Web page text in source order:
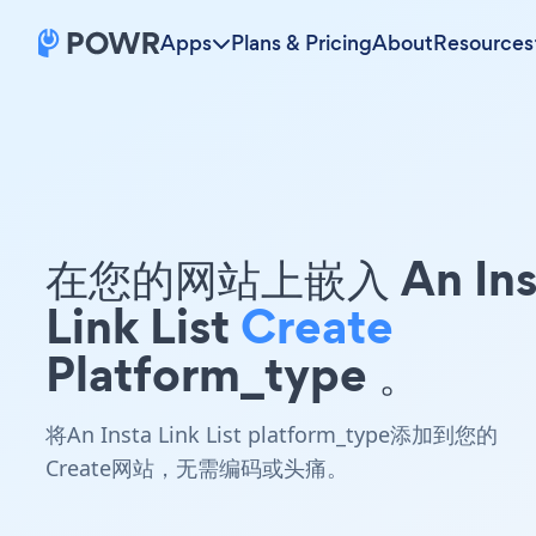
Apps Plans & PricingAboutResources
在您的网站上嵌入 An
Link ListCreate
Platform_type 。
将An Insta Link List platform_type添加到您的
Create网站，无需编码或头痛。